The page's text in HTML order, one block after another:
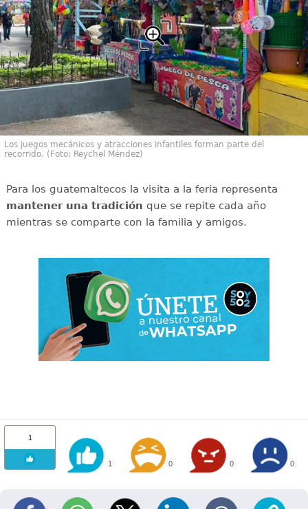
Los juegos mecánicos y atracciones infantiles forman parte del
recorrido. (Foto: Reychel Méndez)
Para los guatemaltecos la visita a la feria representa
mantener una tradición que se repite cada año
mientras se comparte con la familia y amigos.
1
1 0 0 0